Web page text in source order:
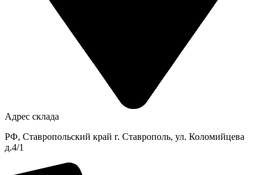
Адрес склада
РФ, Ставропольский край г. Ставрополь, ул. Коломийцева
д.4/1